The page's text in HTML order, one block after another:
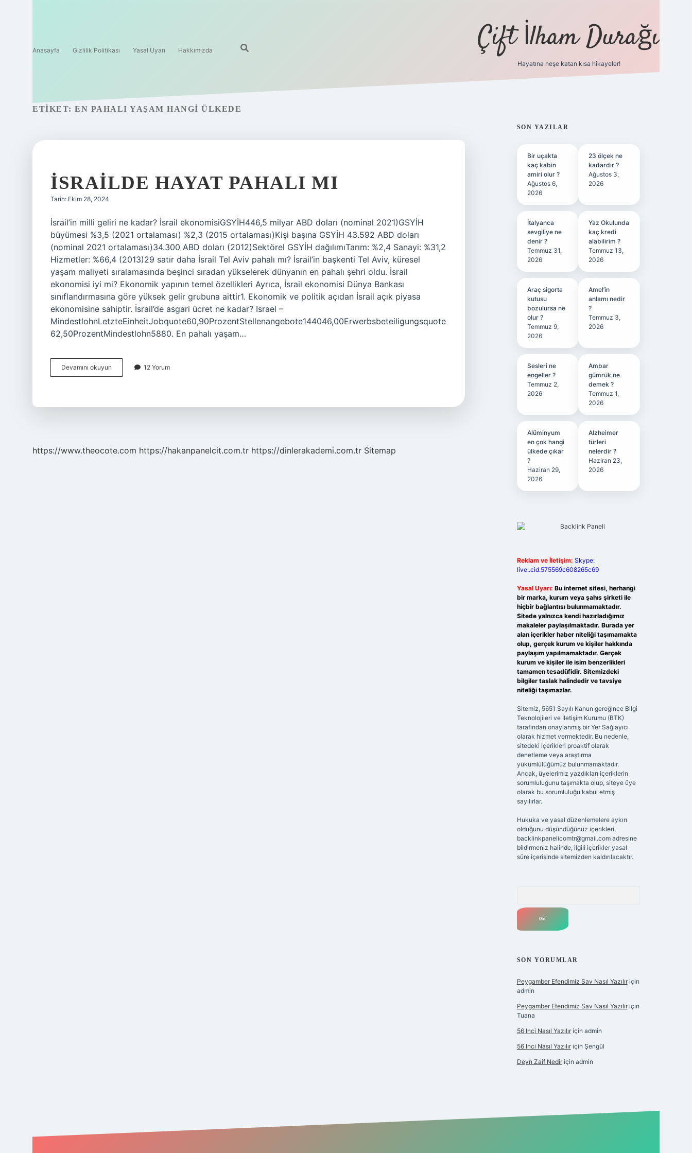
Anasayfa Gizlilik Politikası Yasal Uyarı Hakkımızda Çift İlham Durağı
Hayatına neşe katan kısa hikayeler!
ETIKET: EN PAHALI YAŞAM HANGI ÜLKEDE
İSRAILDE HAYAT PAHALI MI
Tarih: Ekim 28, 2024
İsrail’in milli geliri ne kadar? İsrail ekonomisiGSYİH446,5 milyar ABD doları (nominal 2021)GSYİH
büyümesi %3,5 (2021 ortalaması) %2,3 (2015 ortalaması)Kişi başına GSYİH 43.592 ABD doları
(nominal 2021 ortalaması)34.300 ABD doları (2012)Sektörel GSYİH dağılımıTarım: %2,4 Sanayi: %31,2
Hizmetler: %66,4 (2013)29 satır daha İsrail Tel Aviv pahalı mı? İsrail’in başkenti Tel Aviv, küresel
yaşam maliyeti sıralamasında beşinci sıradan yükselerek dünyanın en pahalı şehri oldu. İsrail
ekonomisi iyi mi? Ekonomik yapının temel özellikleri Ayrıca, İsrail ekonomisi Dünya Bankası
sınıflandırmasına göre yüksek gelir grubuna aittir1. Ekonomik ve politik açıdan İsrail açık piyasa
ekonomisine sahiptir. İsrail’de asgari ücret ne kadar? Israel –
MindestlohnLetzteEinheitJobquote60,90ProzentStellenangebote144046,00Erwerbsbeteiligungsquote
62,50ProzentMindestlohn5880. En pahalı yaşam…
Devamını okuyun
Hayat
12 Yorum
https://www.theocote.com https://hakanpanelcit.com.tr https://dinlerakademi.com.tr Sitemap
SIDEBAR
SON YAZILAR
Bir uçakta
kaç kabin
amiri olur ?
Ağustos 6,
2026
23 ölçek ne
kadardır ?
Ağustos 3,
2026
İtalyanca
sevgiliye ne
denir ?
Temmuz 31,
2026
Yaz Okulunda
kaç kredi
alabilirim ?
Temmuz 13,
2026
Araç sigorta
kutusu
bozulursa ne
olur ?
Temmuz 9,
2026
Amel’in
anlamı nedir
?
Temmuz 3,
2026
Sesleri ne
engeller ?
Temmuz 2,
2026
Ambar
gümrük ne
demek ?
Temmuz 1,
2026
Alüminyum
en çok hangi
ülkede çıkar
?
Haziran 29,
2026
Alzheimer
türleri
nelerdir ?
Haziran 23,
2026
Reklam ve İletişim: Skype:
live:.cid.575569c608265c69
Yasal Uyarı: Bu internet sitesi, herhangi
bir marka, kurum veya şahıs şirketi ile
hiçbir bağlantısı bulunmamaktadır.
Sitede yalnızca kendi hazırladığımız
makaleler paylaşılmaktadır. Burada yer
alan içerikler haber niteliği taşımamakta
olup, gerçek kurum ve kişiler hakkında
paylaşım yapılmamaktadır. Gerçek
kurum ve kişiler ile isim benzerlikleri
tamamen tesadüfidir. Sitemizdeki
bilgiler taslak halindedir ve tavsiye
niteliği taşımazlar.
Sitemiz, 5651 Sayılı Kanun gereğince Bilgi
Teknolojileri ve İletişim Kurumu (BTK)
tarafından onaylanmış bir Yer Sağlayıcı
olarak hizmet vermektedir. Bu nedenle,
sitedeki içerikleri proaktif olarak
denetleme veya araştırma
yükümlülüğümüz bulunmamaktadır.
Ancak, üyelerimiz yazdıkları içeriklerin
sorumluluğunu taşımakta olup, siteye üye
olarak bu sorumluluğu kabul etmiş
sayılırlar.
Hukuka ve yasal düzenlemelere aykırı
olduğunu düşündüğünüz içerikleri,
backlinkpanelicomtr@gmail.comadresine
bildirmeniz halinde, ilgili içerikler yasal
süre içerisinde sitemizden kaldırılacaktır.
SON YORUMLAR
Peygamber Efendimiz Sav Nasıl Yazılıriçin
admin
Peygamber Efendimiz Sav Nasıl Yazılıriçin
Tuana
56 Inci Nasıl Yazılıriçin admin
56 Inci Nasıl Yazılıriçin Şengül
Deyn Zaif Nediriçin admin